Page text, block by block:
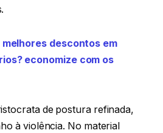
melhores descontos em
economize com os
de postura refinada,
à violência. No material